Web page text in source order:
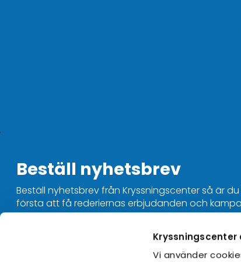
Kryssningscenter
Vi använder
Beställ nyhetsbrev
Beställ nyhetsbrev från Kryssningscenter så är
första att få rederiernas erbjudanden och